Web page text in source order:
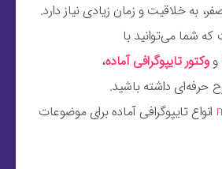
به خلاقیت و زمان زیادی نیاز دارد.
شما می‌توانید با
ووکتور تایپوگرافی آماده،
حرفه‌ای داشته باشید.
انواع تایپوگرافی آماده برای موضوعات